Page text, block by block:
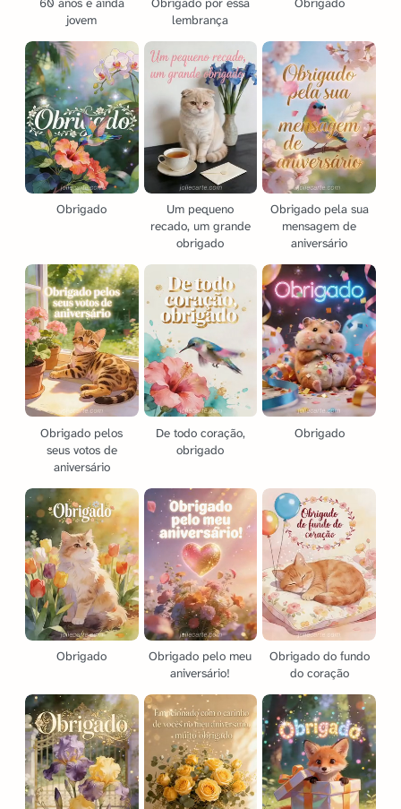
60 anos e ainda
jovem
Obrigado por essa
lembrança
Obrigado
Obrigado
Um pequeno
recado, um grande
obrigado
Obrigado pela sua
mensagem de
aniversário
Obrigado pelos
seus votos de
aniversário
De todo coração,
obrigado
Obrigado
Obrigado
Obrigado pelo meu
aniversário!
Obrigado do fundo
do coração